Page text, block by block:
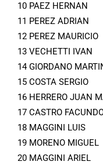
10 PAEZ HERNAN
11 PEREZ ADRIAN
12 PEREZ MAURICIO
13 VECHETTI IVAN
14 GIORDANO
15 COSTA SERGIO
16 HERRERO JUAN
17 CASTRO
18 MAGGINI LUIS
19 MORENO MIGUEL
20 MAGGINI ARIEL